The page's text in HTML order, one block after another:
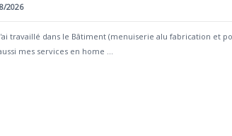
2026
travaillé dans le Bâtiment (menuiserie alu fabrication et
mes services en home